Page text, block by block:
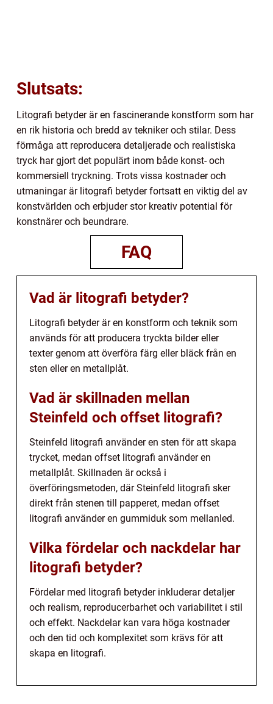
Slutsats:
Litografi betyder är en fascinerande konstform som har
en rik historia och bredd av tekniker och stilar. Dess
förmåga att reproducera detaljerade och realistiska
tryck har gjort det populärt inom både konst- och
kommersiell tryckning. Trots vissa kostnader och
utmaningar är litografi betyder fortsatt en viktig del av
konstvärlden och erbjuder stor kreativ potential för
konstnärer och beundrare.
FAQ
Vad är litografi betyder?
Litografi betyder är en konstform och teknik som
används för att producera tryckta bilder eller
texter genom att överföra färg eller bläck från en
sten eller en metallplåt.
Vad är skillnaden mellan
Steinfeld och offset litografi?
Steinfeld litografi använder en sten för att skapa
trycket, medan offset litografi använder en
metallplåt. Skillnaden är också i
överföringsmetoden, där Steinfeld litografi sker
direkt från stenen till papperet, medan offset
litografi använder en gummiduk som mellanled.
Vilka fördelar och nackdelar har
litografi betyder?
Fördelar med litografi betyder inkluderar detaljer
och realism, reproducerbarhet och variabilitet i stil
och effekt. Nackdelar kan vara höga kostnader
och den tid och komplexitet som krävs för att
skapa en litografi.